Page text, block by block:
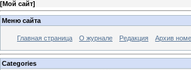
[Мой сайт]
Меню сайта
Главная страница О журнале Редакция Архив
Categories